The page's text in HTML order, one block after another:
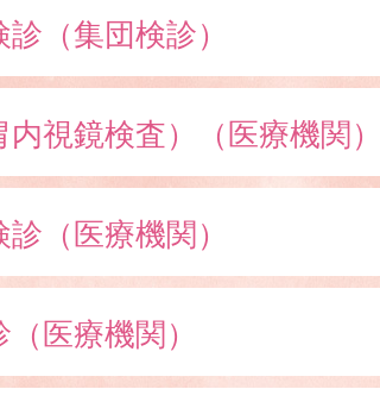
（集団検診）
視鏡検査）（医療機関
（医療機関）
医療機関）